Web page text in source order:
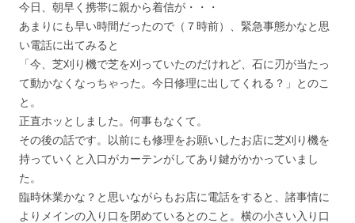
今日、朝早く携帯に親から着信が・・・
あまりにも早い時間だったので（７時前）、緊急事態かなと思
い電話に出てみると
「今、芝刈り機で芝を刈っていたのだけれど、石に刃が当たっ
て動かなくなっちゃった。今日修理に出してくれる？」とのこ
と。
正直ホッとしました。何事もなくて。
その後の話です。以前にも修理をお願いしたお店に芝刈り機を
持っていくと入口がカーテンがしてあり鍵がかかっていまし
た。
臨時休業かな？と思いながらもお店に電話をすると、諸事情に
よりメインの入り口を閉めているとのこと。横の小さい入り口